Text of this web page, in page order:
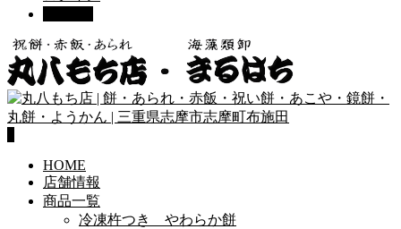
HOME
店舗情報
商品一覧
冷凍杵つき やわらか餅